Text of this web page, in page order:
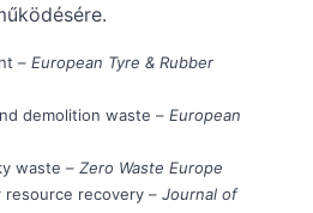
– European Tyre & Rubber
demolition waste – European
waste – Zero Waste Europe
recovery – Journal of